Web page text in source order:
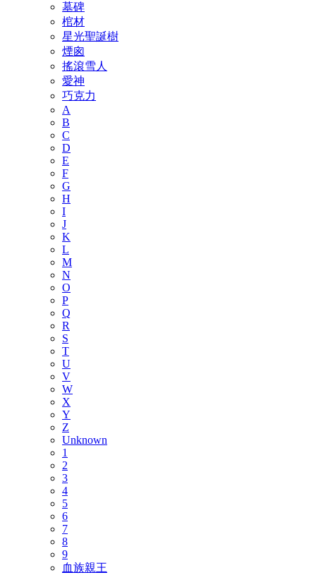
墓碑
棺材
星光聖誕樹
煙囪
搖滾雪人
愛神
巧克力
A
B
C
D
E
F
G
H
I
J
K
L
M
N
O
P
Q
R
S
T
U
V
W
X
Y
Z
Unknown
1
2
3
4
5
6
7
8
9
血族親王